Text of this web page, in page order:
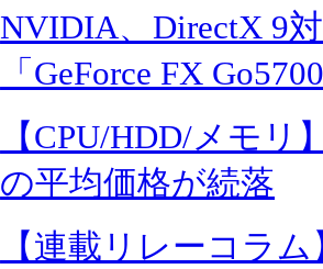
NVIDIA、DirectX 9
「GeForce FX
【CPU/HDD/メモ
の平均価格が続落
【連載リレーコラ